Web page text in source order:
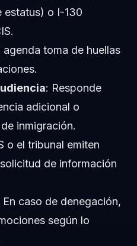
estatus) o I-130
agenda toma de huellas
: Responde
adicional o
inmigración.
o el tribunal emiten
de información
En caso de denegación,
según lo